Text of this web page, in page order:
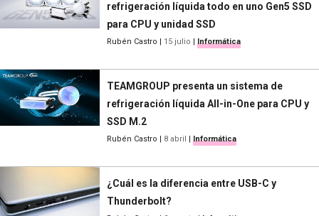
refrigeración líquida todo en uno Gen5 SSD
para CPU y unidad SSD
Rubén Castro 15 julio Informática
TEAMGROUP presenta un sistema de
refrigeración líquida All-in-One para CPU y
SSD M.2
Rubén Castro 8 abril Informática
¿Cuál es la diferencia entre USB-C y
Thunderbolt?